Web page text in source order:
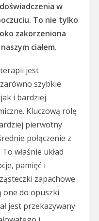
w
To nie tylko
zakorzeniona
ciałem.
jest
szybkie
i bardziej
Kluczową rolę
pierwotny
połączenie z
właśnie układ
pamięć i
zapachowe
one do opuszki
jest przekazywany